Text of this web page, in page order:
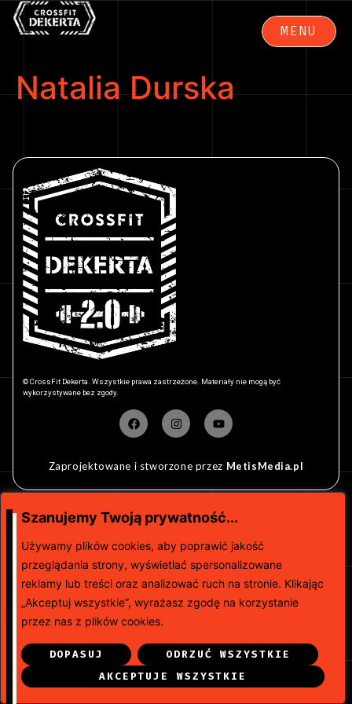
Szanujemy Twoją prywatność...
Używamy plików cookies, aby poprawić jakość
przeglądania strony, wyświetlać spersonalizowane
reklamy lub treści oraz analizować ruch na stronie. Klikając
„Akceptuj wszystkie”, wyrażasz zgodę na korzystanie
przez nas z plików cookies.
DOPASUJ
ODRZUĆ WSZYSTKIE
AKCEPTUJE WSZYSTKIE
MENU
Natalia Durska
© CrossFit Dekerta. Wszystkie prawa zastrzeżone. Materiały nie mogą być
wykorzystywane bez zgody.
Zaprojektowane i stworzone przez MetisMedia.pl